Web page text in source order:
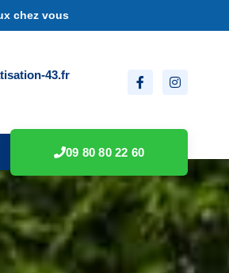
chez vous
43.fr
09 80 80 22 60